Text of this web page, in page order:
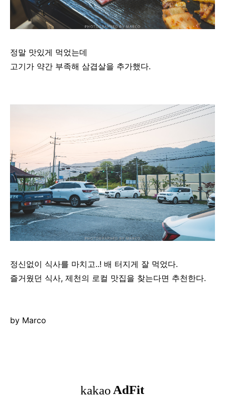
정말 맛있게 먹었는데
고기가 약간 부족해 삼겹살을 추가했다.
정신없이 식사를 마치고..! 배 터지게 잘 먹었다.
즐거웠던 식사, 제천의 로컬 맛집을 찾는다면 추천한다.
by Marco